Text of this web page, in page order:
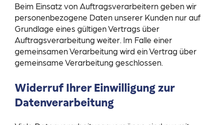
Beim Einsatz von Auftragsverarbeitern geben wir
personenbezogene Daten unserer Kunden nur auf
Grundlage eines gültigen Vertrags über
Auftragsverarbeitung weiter. Im Falle einer
gemeinsamen Verarbeitung wird ein Vertrag über
gemeinsame Verarbeitung geschlossen.
Widerruf Ihrer Einwilligung zur
Datenverarbeitung